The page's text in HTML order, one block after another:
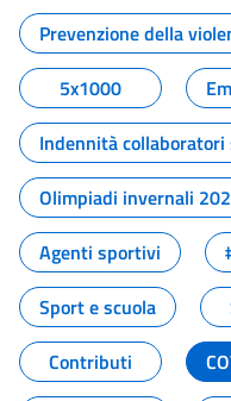
Tutti i
Prevenzione della
5x1000
Indennità
Olimpiadi invernali
Agenti sportivi
Sport e scuola
Contributi